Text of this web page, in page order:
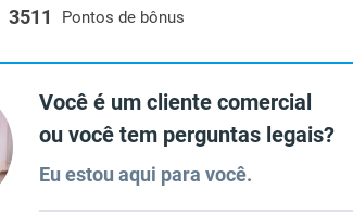
3511 Pontos de bônus
Você é um cliente comercial
ou você tem perguntas legais?
Eu estou aqui para você.